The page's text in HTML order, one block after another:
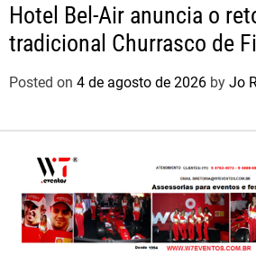
Hotel Bel-Air anuncia o
tradicional Churrasco de
Posted on 4 de agosto de 2026 by Jo